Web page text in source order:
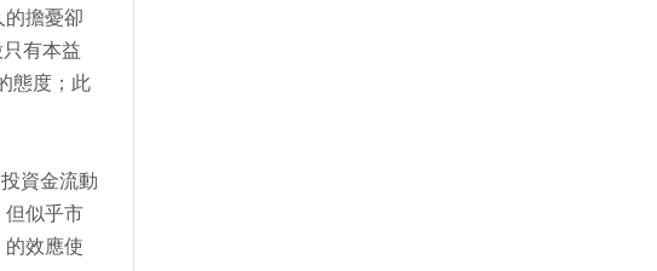
的擔憂卻
有本益
態度；此
資金流動
但似乎市
效應使